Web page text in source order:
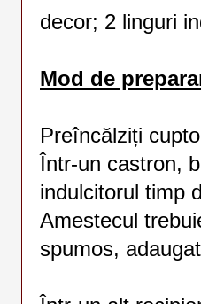
decor; 2 linguri
Mod de
Preîncălziți
Într-un castron,
indulcitorul timp
Amestecul
spumos,